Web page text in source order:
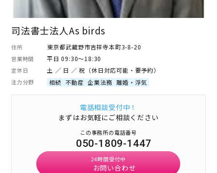
司法書士法人As birds
住所 東京都武蔵野市吉祥寺本町3-8-20
営業時間 平日 09:30～18:30
定休日 土 ／ 日 ／ 祝（休日対応可能・要予約）
注力分野 相続 不動産 企業法務 離婚・浮気
電話相談受付中！
まずはお気軽にご相談ください
この事務所の電話番号
050-1809-1447
24時間受付中
お問い合わせ